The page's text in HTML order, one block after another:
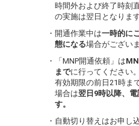
時間外および終了時刻
の実施は翌日となります
・開通作業中は一時的に
態になる場合がござい
・「MNP開通依頼」は
までに行ってください。
有効期限の前日21時ま
場合は翌日9時以降、
す。
・自動切り替えはお申し